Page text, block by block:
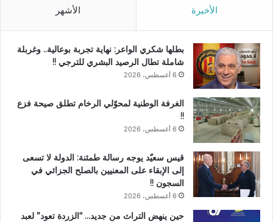
الأخيرة الأشهر
بطلها شكري الواعر: نهاية تجربة بوعالية.. وغربلة
شاملة تطال الرصيد البشري للترجي !!
6 أغسطس، 2026
الغرفة الوطنية لمحوّلي الرخام تطلق صيحة فزع
!!
6 أغسطس، 2026
قيس سعيّد يوجه رسالة طمئنة: الدولة لا تسعى
إلى الإبقاء على المعنيين بالصلح الجزائي في
السجون !!
6 أغسطس، 2026
حين ينهض التراث من جديد… “الزردة تعود” لعبد